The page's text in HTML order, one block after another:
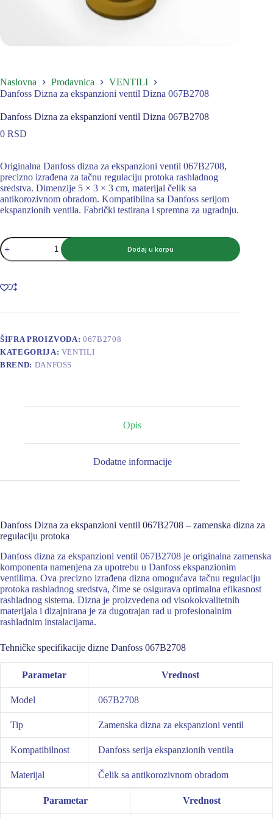
Naslovna Prodavnica
VENTILI
Danfoss Dizna za ekspanzioni ventil Dizna 067B2708
Danfoss Dizna za ekspanzioni ventil Dizna 067B2708
0 RSD
Originalna Danfoss dizna za ekspanzioni ventil 067B2708,
precizno izrađena za tačnu regulaciju protoka rashladnog
sredstva. Dimenzije 5 × 3 × 3 cm, materijal čelik sa
antikorozivnom obradom. Kompatibilna sa Danfoss serijom
ekspanzionih ventila. Fabrički testirana i spremna za ugradnju.
Danfoss
Dizna
za
ventil
Dizna
količina
Dodaj u korpu
ŠIFRA PROIZVODA:067B2708
KATEGORIJA: VENTILI
BREND: DANFOSS
Opis
Dodatne informacije
Danfoss Dizna za ekspanzioni ventil 067B2708 – zamenska dizna za
regulaciju protoka
Danfoss dizna za ekspanzioni ventil 067B2708 je originalna zamenska
komponenta namenjena za upotrebu u Danfoss ekspanzionim
ventilima. Ova precizno izrađena dizna omogućava tačnu regulaciju
protoka rashladnog sredstva, čime se osigurava optimalna efikasnost
rashladnog sistema. Dizna je proizvedena od visokokvalitetnih
materijala i dizajnirana je za dugotrajan rad u profesionalnim
rashladnim instalacijama.
Tehničke specifikacije dizne Danfoss 067B2708
Parametar Vrednost
Model 067B2708
Tip Zamenska dizna za ekspanzioni ventil
Kompatibilnost Danfoss serija ekspanzionih ventila
Materijal Čelik sa antikorozivnom obradom
Parametar Vrednost